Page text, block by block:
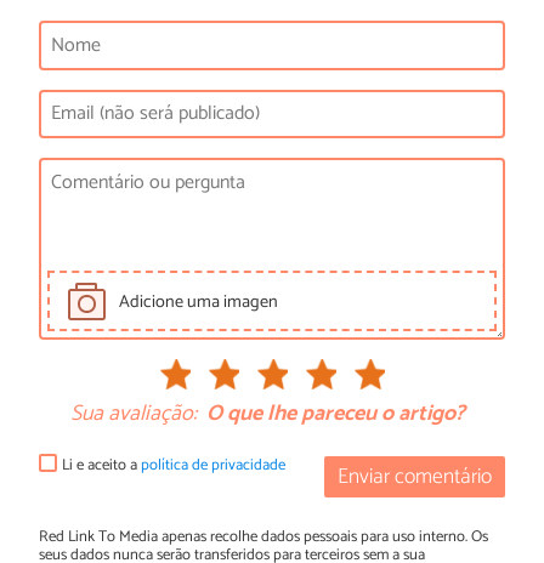
Adicione uma imagen
Sua avaliação: O que lhe pareceu o artigo?
Enviar comentário
Li e aceito apolítica de privacidade
Red Link To Media apenas recolhe dados pessoais para uso interno. Os
seus dados nunca serão transferidos para terceiros sem a sua